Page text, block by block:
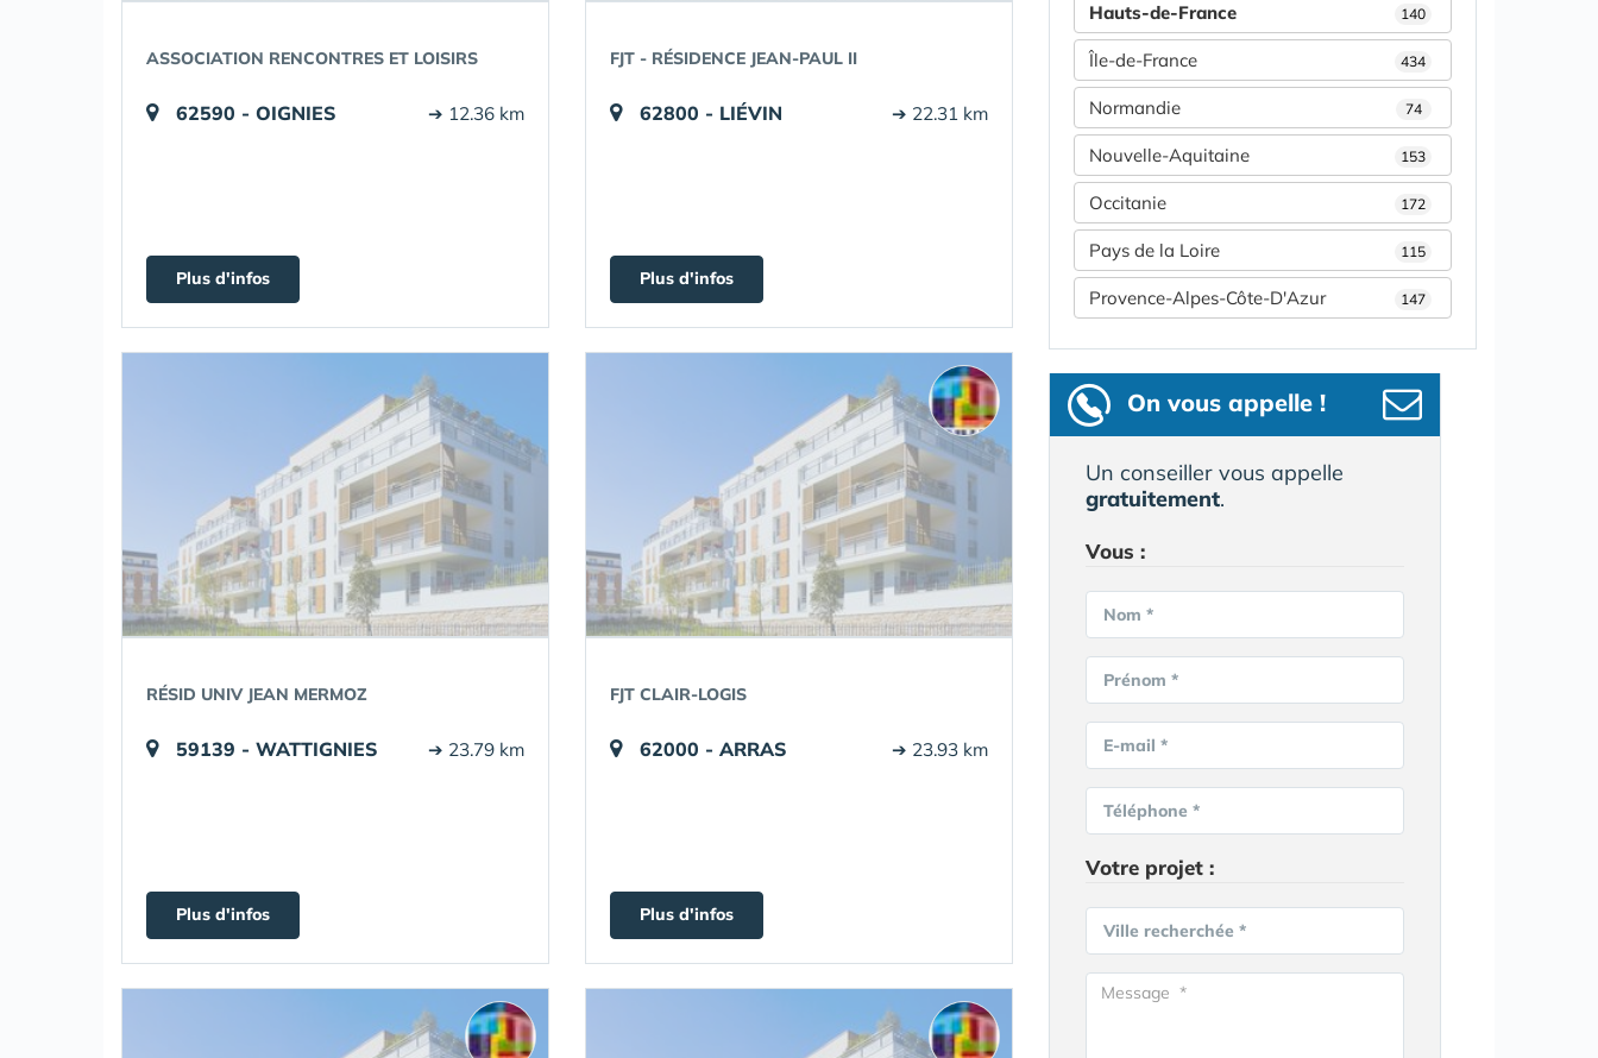
ASSOCIATION RENCONTRES ET LOISIRS
62590 - OIGNIES ➔ 12.36 km
Plus d'infos
FJT - RÉSIDENCE JEAN-PAUL II
62800 - LIÉVIN ➔ 22.31 km
Plus d'infos
RÉSID UNIV JEAN MERMOZ
59139 - WATTIGNIES ➔ 23.79 km
Plus d'infos
FJT CLAIR-LOGIS
62000 - ARRAS ➔ 23.93 km
Plus d'infos
Hauts-de-France 140
Île-de-France 434
Normandie 74
Nouvelle-Aquitaine 153
Occitanie 172
Pays de la Loire 115
Provence-Alpes-Côte-D'Azur 147
On vous appelle !
Un conseiller vous appelle
gratuitement.
Vous :
Nom *
Prénom *
E-mail *
Téléphone *
Votre projet :
Ville recherchée *